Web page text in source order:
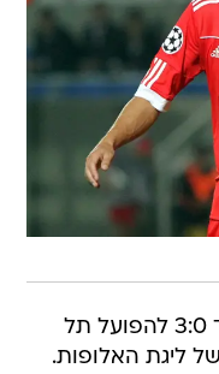
בבנפיקה לקחו קשה את ההפסד 3:0 להפועל תל
ליגת האלופות.